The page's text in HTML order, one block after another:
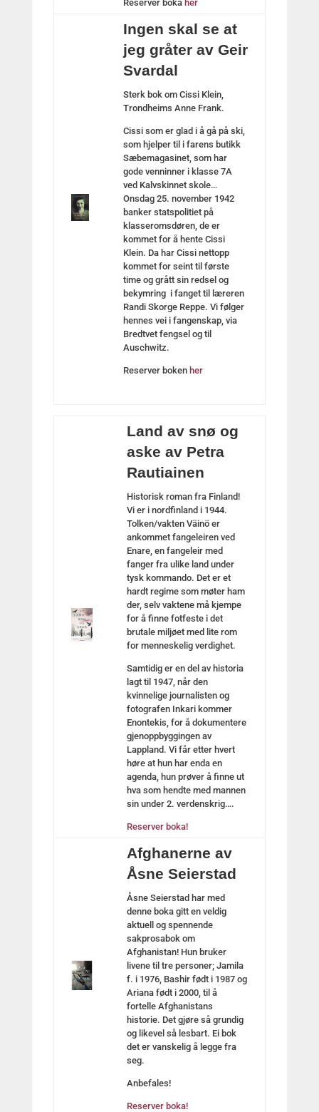
Reserver boka her
Ingen skal se at
jeg gråter av Geir
Svardal
Sterk bok om Cissi Klein,
Trondheims Anne Frank.
Cissi som er glad i å gå på ski,
som hjelper til i farens butikk
Sæbemagasinet, som har
gode venninner i klasse 7A
ved Kalvskinnet skole…
Onsdag 25. november 1942
banker statspolitiet på
klasseromsdøren, de er
kommet for å hente Cissi
Klein. Da har Cissi nettopp
kommet for seint til første
time og grått sin redsel og
bekymring i fanget til læreren
Randi Skorge Reppe. Vi følger
hennes vei i fangenskap, via
Bredtvet fengsel og til
Auschwitz.
Reserver boken her
Land av snø og
aske av Petra
Rautiainen
Historisk roman fra Finland!
Vi er i nordfinland i 1944.
Tolken/vakten Väinö er
ankommet fangeleiren ved
Enare, en fangeleir med
fanger fra ulike land under
tysk kommando. Det er et
hardt regime som møter ham
der, selv vaktene må kjempe
for å finne fotfeste i det
brutale miljøet med lite rom
for menneskelig verdighet.
Samtidig er en del av historia
lagt til 1947, når den
kvinnelige journalisten og
fotografen Inkari kommer
Enontekis, for å dokumentere
gjenoppbyggingen av
Lappland. Vi får etter hvert
høre at hun har enda en
agenda, hun prøver å finne ut
hva som hendte med mannen
sin under 2. verdenskrig….
Reserver boka!
Afghanerne av
Åsne Seierstad
Åsne Seierstad har med
denne boka gitt en veldig
aktuell og spennende
sakprosabok om
Afghanistan! Hun bruker
livene til tre personer; Jamila
f. i 1976, Bashir født i 1987 og
Ariana født i 2000, til å
fortelle Afghanistans
historie. Det gjøre så grundig
og likevel så lesbart. Ei bok
det er vanskelig å legge fra
seg.
Anbefales!
Reserver boka!